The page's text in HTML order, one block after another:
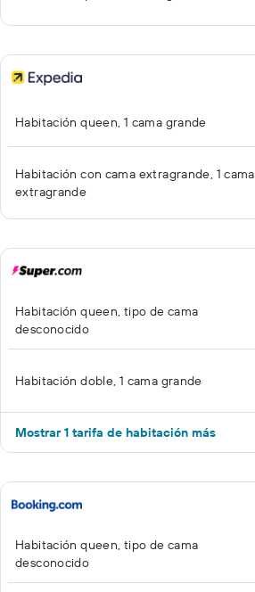
Habitación queen, 1 cama grande
Habitación con cama extragrande, 1 cama
extragrande
Habitación queen, tipo de cama
desconocido
Habitación doble, 1 cama grande
Mostrar 1 tarifa de habitación más
Habitación queen, tipo de cama
desconocido